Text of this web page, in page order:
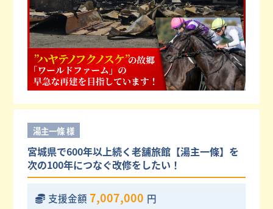
湯主一條 様
宮城県で600年以上続く老舗旅館【湯主一條】を
次の100年につなぐ改修をしたい！
支援金額 7,007,000 円